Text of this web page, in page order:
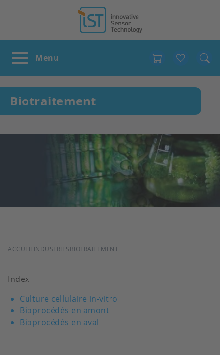
Biotraitement
FIL
D'ARIANE
ACCUEILINDUSTRIESBIOTRAITEMENT
Index
Culture cellulaire in-vitro
Bioprocédés en amont
Bioprocédés en aval